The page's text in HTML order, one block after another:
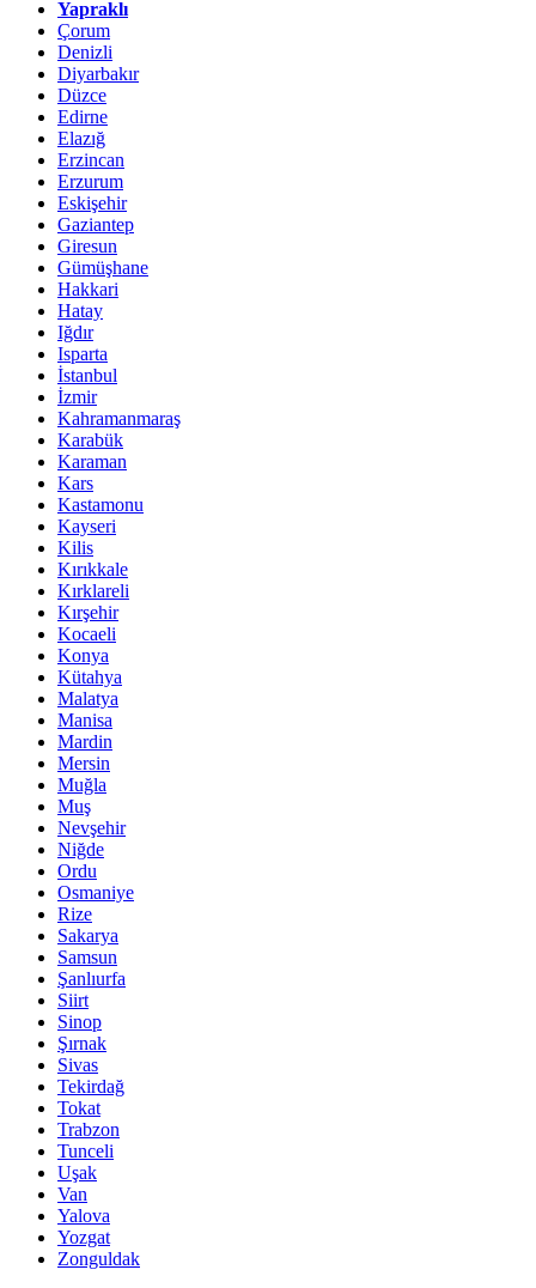
Yapraklı
Çorum
Denizli
Diyarbakır
Düzce
Edirne
Elazığ
Erzincan
Erzurum
Eskişehir
Gaziantep
Giresun
Gümüşhane
Hakkari
Hatay
Iğdır
Isparta
İstanbul
İzmir
Kahramanmaraş
Karabük
Karaman
Kars
Kastamonu
Kayseri
Kilis
Kırıkkale
Kırklareli
Kırşehir
Kocaeli
Konya
Kütahya
Malatya
Manisa
Mardin
Mersin
Muğla
Muş
Nevşehir
Niğde
Ordu
Osmaniye
Rize
Sakarya
Samsun
Şanlıurfa
Siirt
Sinop
Şırnak
Sivas
Tekirdağ
Tokat
Trabzon
Tunceli
Uşak
Van
Yalova
Yozgat
Zonguldak